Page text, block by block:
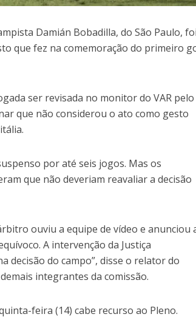
Damián Bobadilla, do São Paulo, foi
que fez na comemoração do primeiro
ser revisada no monitor do VAR pelo
que não considerou o ato como gesto
por até seis jogos. Mas os
que não deveriam reavaliar a decisão
ouviu a equipe de vídeo e anunciou
A intervenção da Justiça
decisão do campo”, disse o relator do
integrantes da comissão.
feira (14) cabe recurso ao Pleno.